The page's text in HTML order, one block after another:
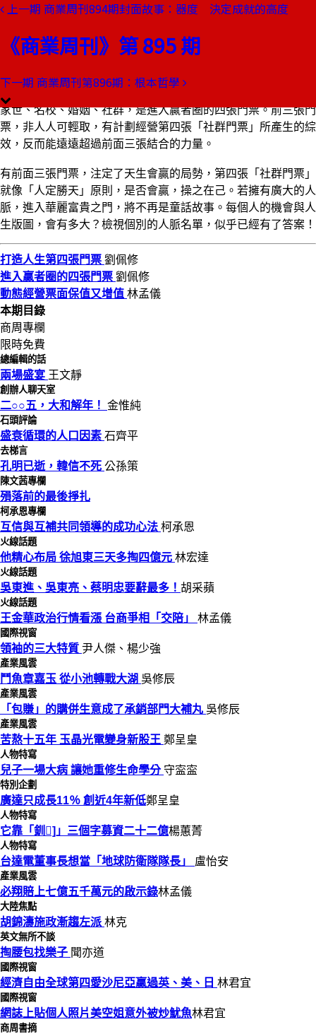
上一期 商業周刊894期封面故事：器度 決定成就的高度
《商業周刊》第 895 期
下一期 商業周刊第896期：根本哲學
本期目錄
第四張門票
家世、名校、婚姻、社群，是進入贏者圈的四張門票。前三張門
票，非人人可輕取，有計劃經營第四張「社群門票」所產生的綜
效，反而能遠遠超過前面三張結合的力量。
有前面三張門票，注定了天生會贏的局勢，第四張「社群門票」
就像「人定勝天」原則，是否會贏，操之在己。若擁有廣大的人
脈，進入華麗富貴之門，將不再是童話故事。每個人的機會與人
生版圖，會有多大？檢視個別的人脈名單，似乎已經有了答案！
打造人生第四張門票 劉佩修
進入贏者圈的四張門票 劉佩修
動態經營票面保值又增值 林孟儀
本期目錄
商周專欄
限時免費
總編輯的話
兩場盛宴 王文靜
創辦人聊天室
二○○五，大和解年！ 金惟純
石頭評論
盛衰循環的人口因素 石齊平
去梯言
孔明已逝，韓信不死 公孫策
陳文茜專欄
殞落前的最後掙扎
柯承恩專欄
互信與互補共同領導的成功心法 柯承恩
火線話題
他精心布局 徐旭東三天多掏四億元 林宏達
火線話題
吳東進、吳東亮、蔡明忠要辭最多！ 胡采蘋
火線話題
王金華政治行情看漲 台商爭相「交陪」 林孟儀
國際視窗
領袖的三大特質 尹人傑、楊少強
產業風雲
鬥魚章嘉玉 從小池轉戰大湖 吳修辰
產業風雲
「包賺」的購併生意成了承銷部門大補丸 吳修辰
產業風雲
苦熬十五年 玉晶光電變身新股王 鄭呈皇
人物特寫
兒子一場大病 讓她重修生命學分 守寍寍
特別企劃
廣達只成長11％ 創近4年新低鄭呈皇
人物特寫
它靠「釧]」三個字募資二十二億楊蕙菁
人物特寫
台達電董事長想當「地球防衛隊隊長」 盧怡安
產業風雲
必翔賠上七億五千萬元的啟示錄林孟儀
大陸焦點
胡錦濤施政漸趨左派 林克
英文無所不談
掏腰包找樂子 聞亦道
國際視窗
經濟自由全球第四愛沙尼亞贏過英、美、日 林君宜
國際視窗
網誌上貼個人照片美空姐意外被炒魷魚林君宜
商周書摘